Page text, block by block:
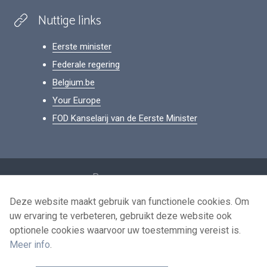
Nuttige links
Eerste minister
Federale regering
Belgium.be
Your Europe
FOD Kanselarij van de Eerste Minister
Persoonsgegevens
Voorwaarden voor het hergebruik
Contacteer ons
Deze website maakt gebruik van functionele cookies. Om
uw ervaring te verbeteren, gebruikt deze website ook
optionele cookies waarvoor uw toestemming vereist is.
Meer info.